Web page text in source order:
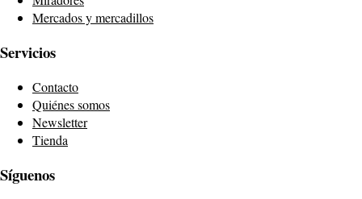
Mercados y mercadillos
Servicios
Contacto
Quiénes somos
Newsletter
Tienda
Síguenos